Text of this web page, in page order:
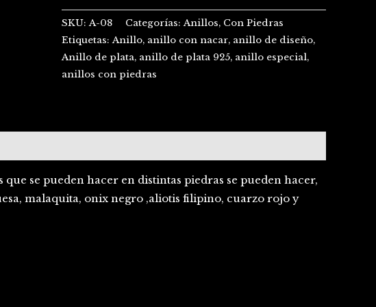
SKU:A-08 Categorías:Anillos, Con Piedras
Etiquetas:Anillo, anillo con nacar, anillo de diseño,
Anillo de plata, anillo de plata 925, anillo especial,
anillos con piedras
se pueden hacer en distintas piedras se pueden hacer,
malaquita, onix negro ,aliotis filipino, cuarzo rojo y